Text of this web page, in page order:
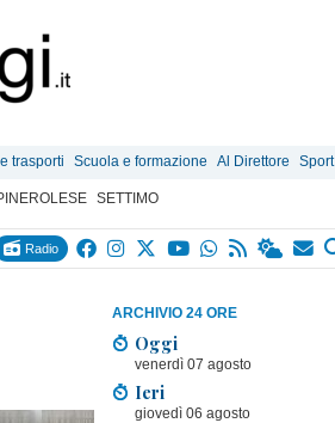
trasporti Scuola e formazione Al Direttore Sport
SETTIMO
Radio
ARCHIVIO 24 ORE
Oggi
venerdì 07 agosto
Ieri
giovedì 06 agosto